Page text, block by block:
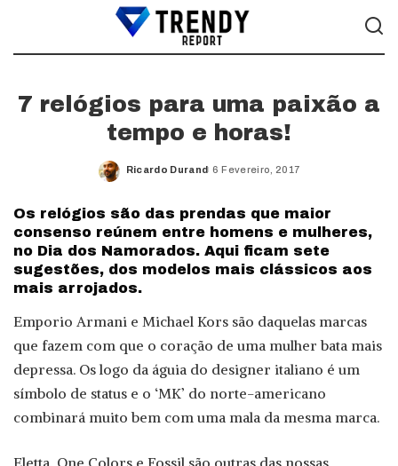
7 relógios para uma paixão a
tempo e horas!
Posted
Ricardo Durand 6 Fevereiro, 2017
Os relógios são das prendas que maior
consenso reúnem entre homens e mulheres,
no Dia dos Namorados. Aqui ficam sete
sugestões, dos modelos mais clássicos aos
mais arrojados.
Emporio Armani e Michael Kors são daquelas marcas
que fazem com que o coração de uma mulher bata mais
depressa. Os logo da águia do designer italiano é um
símbolo de status e o ‘MK’ do norte-americano
combinará muito bem com uma mala da mesma marca.